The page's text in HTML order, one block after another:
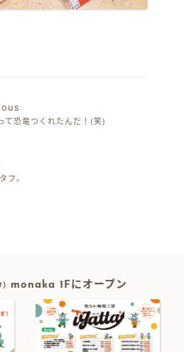
ション
て恐竜つくれたんだ！(笑)
フ。
monaka 1Fにオープン